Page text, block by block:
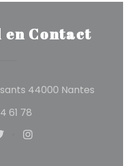
Contact
44000 Nantes((opent
61 78
((opent in een
((opent in een
Instagram ((opent